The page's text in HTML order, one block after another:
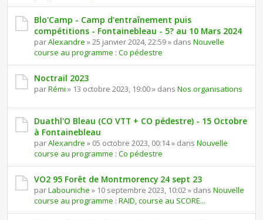
Blo'Camp - Camp d'entraînement puis
compétitions - Fontainebleau - 5? au 10 Mars 2024
parAlexandre » 25 janvier 2024, 22:59 » dans Nouvelle
course au programme : Co pédestre
Noctrail 2023
parRémi » 13 octobre 2023, 19:00 » dans Nos organisations
Duathl'O Bleau (CO VTT + CO pédestre) - 15 Octobre
à Fontainebleau
parAlexandre » 05 octobre 2023, 00:14 » dans Nouvelle
course au programme : Co pédestre
VO2 95 Forêt de Montmorency 24 sept 23
parLabouniche » 10 septembre 2023, 10:02 » dans Nouvelle
course au programme : RAID, course au SCORE...